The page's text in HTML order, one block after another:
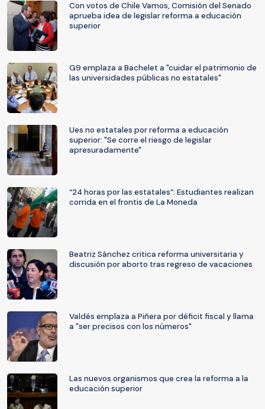
Con votos de Chile Vamos, Comisión del Senado
aprueba idea de legislar reforma a educación
superior
G9 emplaza a Bachelet a "cuidar el patrimonio de
las universidades públicas no estatales"
Ues no estatales por reforma a educación
superior: "Se corre el riesgo de legislar
apresuradamente"
“24 horas por las estatales”: Estudiantes realizan
corrida en el frontis de La Moneda
Beatriz Sánchez critica reforma universitaria y
discusión por aborto tras regreso de vacaciones
Valdés emplaza a Piñera por déficit fiscal y llama
a "ser precisos con los números"
Las nuevos organismos que crea la reforma a la
educación superior